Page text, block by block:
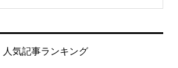
人気記事ランキング